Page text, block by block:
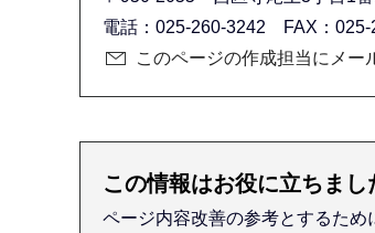
電話：025-260-3242 FAX：025-
このページの作成担当にメー
この情報はお役に立ちまし
ページ内容改善の参考とするため